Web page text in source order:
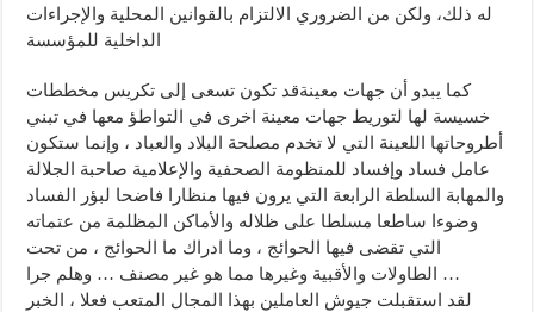
له ذلك، ولكن من الضروري الالتزام بالقوانين المحلية والإجراءات
الداخلية للمؤسسة
كما يبدو أن جهات معينةقد تكون تسعى إلى تكريس مخططات
خسيسة لها لتوريط جهات معينة اخرى في التواطؤ معها في تبني
أطروحاتها اللعينة التي لا تخدم مصلحة البلاد والعباد ، وإنما ستكون
عامل فساد وإفساد للمنظومة الصحفية والإعلامية صاحبة الجلالة
والمهابة السلطة الرابعة التي يرون فيها منظارا فاضحا لبؤر الفساد
وضوءا ساطعا مسلطا على ظلاله والأماكن المظلمة من عتماته
التي تقضى فيها الحوائج ، وما ادراك ما الحوائج ، من تحت
الطاولات والأقبية وغيرها مما هو غير مصنف … وهلم جرا …
لقد استقبلت جيوش العاملين بهذا المجال المتعب فعلا ، الخبر